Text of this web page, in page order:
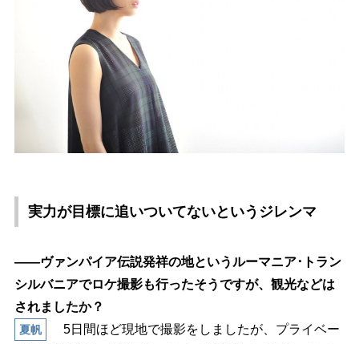
実力が目標に追いついてないというジレンマ
――ヴァンパイア伝説発祥の地というルーマニア･トラン
シルバニアでロケ撮影も行ったそうですが、観光などは
されましたか？
夏帆
5日間ほど現地で撮影をしましたが、プライベー